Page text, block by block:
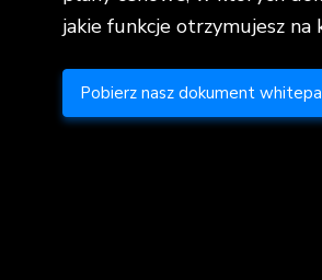
jakie funkcje otrzymujesz na
Pobierz nasz dokument